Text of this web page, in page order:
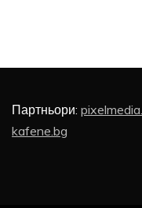
Партньори:
kafene.bg